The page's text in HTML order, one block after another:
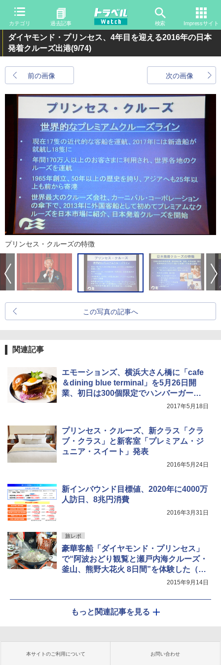
カテゴリ 過去記事 検索 Impressサイト
ダイヤモンド・プリンセス、4年目を迎える2016年の日本
発着クルーズ出港(9/74)
前の画像 次の画像
プリンセス・クルーズの特徴
この写真の記事へ
関連記事
エモーションズ、横浜大さん橋に「cafe
＆dining blue terminal」を5月26日開
業、初日は300個限定でハンバーガー無
2017年5月18日
プリンセス・クルーズ、新クラス「クラ
ブ・クラス」と新客室「プレミアム・ジ
ュニア・スイート」発表
2016年5月24日
新インバウンド目標値、2020年に4000万
人訪日、8兆円消費
2016年3月31日
旅レポ
豪華客船「ダイヤモンド・プリンセス」
で“阿波おどり観覧と瀬戸内海クルーズ・
釜山、熊野大花火 8日間”を体験した（後
2015年9月14日
もっと関連記事を見る
本サイトのご利用について お問い合わせ